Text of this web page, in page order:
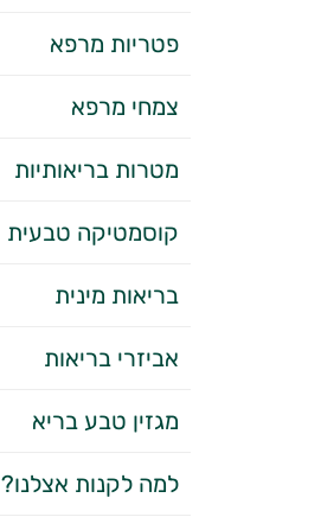
פטריות מרפא
צמחי מרפא
מטרות בריאותיות
קוסמטיקה טבעית
בריאות מינית
אביזרי בריאות
מגזין טבע בריא
למה לקנות אצלנו?